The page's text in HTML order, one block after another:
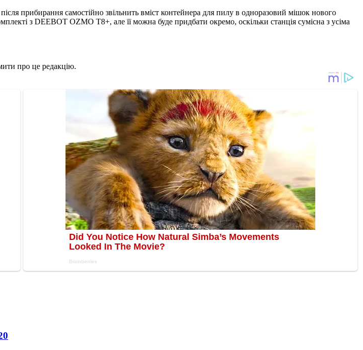
прибирання самостійно звільнить вміст контейнера для пилу в одноразовий мішок нового
з DEEBOT OZMO T8+, але її можна буде придбати окремо, оскільки станція сумісна з усіма
про це редакцію.